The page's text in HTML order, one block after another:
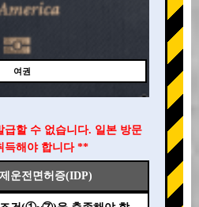
여권
할 수 없습니다. 일본 방문
득해야 합니다 **
운전면허증(IDP)